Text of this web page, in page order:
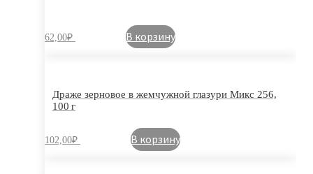
62,00₽ В корзину
Драже зерновое в жемчужной глазури Микс 256,
100 г
102,00₽ В корзину